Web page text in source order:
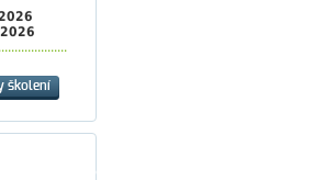
školení